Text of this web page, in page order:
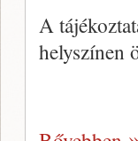
A
helyszínen